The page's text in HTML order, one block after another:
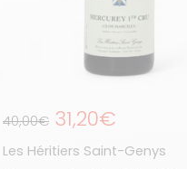
Prix de solde
40,00€ Prix régulier
31,20€
Les Héritiers Saint-Genys